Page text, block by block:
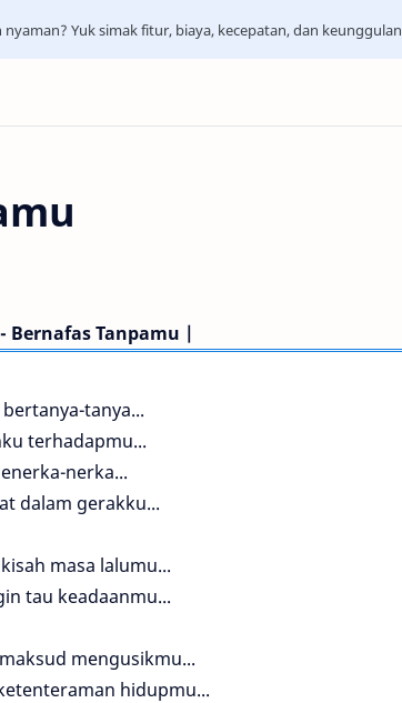
Yuk simak fitur, biaya, kecepatan, dan keunggulan
Bernafas Tanpamu |
tanya...
terhadapmu...
nerka...
dalam gerakku...
masa lalumu...
tau keadaanmu...
mengusikmu...
hidupmu...